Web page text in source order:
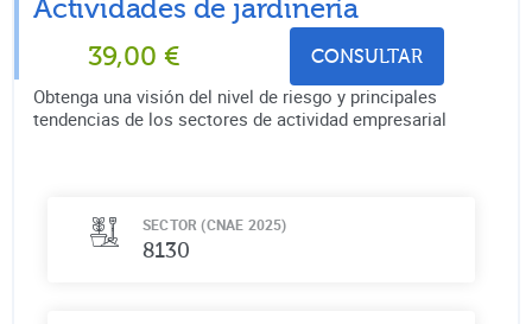
Actividades de jardinería
39,00 € CONSULTAR
Obtenga una visión del nivel de riesgo y principales
tendencias de los sectores de actividad empresarial
SECTOR (CNAE 2025)
8130